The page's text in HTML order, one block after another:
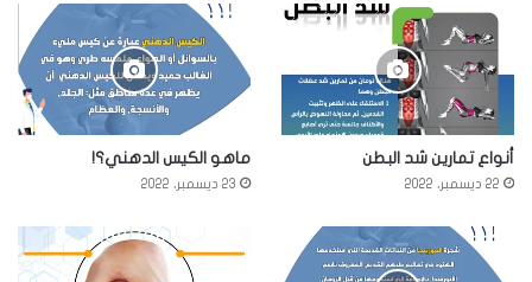
أنواع تمارين شد البطن
22 ديسمبر، 2022
ماهو الكيس الدهني؟!
23 ديسمبر، 2022